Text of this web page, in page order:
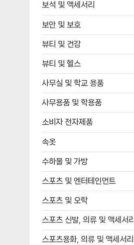
보석 및 액세서리
보안 및 보호
뷰티 및 건강
뷰티 및 헬스
사무실 및 학교 용품
사무용품 및 학용품
소비자 전자제품
속옷
수하물 및 가방
스포츠 및 엔터테인먼트
스포츠 및 오락
스포츠 신발, 의류 및 액세서리
스포츠용화, 의류 및 액세서리